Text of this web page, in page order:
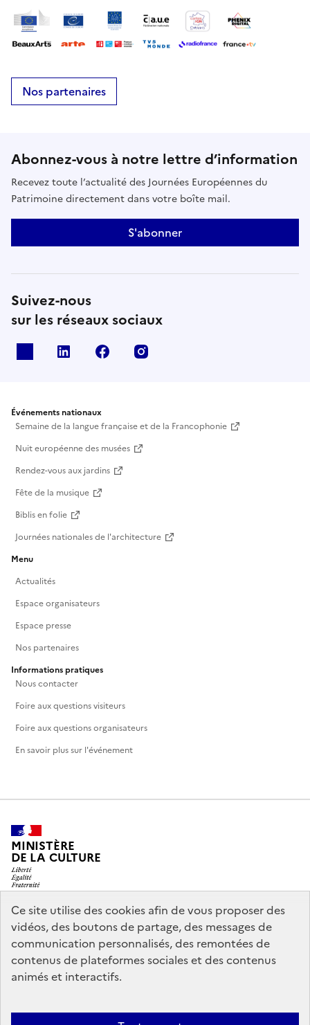
Ce site utilise des cookies afin de vous proposer des
vidéos, des boutons de partage, des messages de
communication personnalisés, des remontées de
contenus de plateformes sociales et des contenus
animés et interactifs.
Nos partenaires
Abonnez-vous à notre lettre d’information
Recevez toute l’actualité des Journées Européennes du
Patrimoine directement dans votre boîte mail.
S'abonner
Suivez-nous
sur les réseaux sociaux
Linkedin Facebook
Événements nationaux
Semaine de la langue française et de la Francophonie
Nuit européenne des musées
Rendez-vous aux jardins
Fête de la musique
Biblis en folie
Journées nationales de l'architecture
Menu
Actualités
Espace organisateurs
Espace presse
Nos partenaires
Informations pratiques
Nous contacter
Foire aux questions visiteurs
Foire aux questions organisateurs
En savoir plus sur l'événement
MINISTÈRE
DE LA CULTURE
legifrance.gouv.fr
info.gouv.fr
service-public.gouv.fr
data.gouv.fr
Mentions légales